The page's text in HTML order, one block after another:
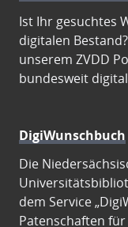
Ist Ihr gesuchtes
digitalen
unserem ZVDD
bundesweit
DigiWunschbuch
Die
dem Service
Patenschaften